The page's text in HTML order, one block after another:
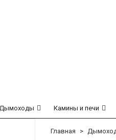
Камины и печи
Главная